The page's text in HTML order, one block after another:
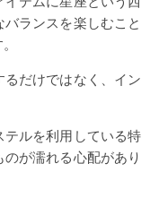
ランスを楽しむこと
だけではなく、イン
テルを利用している特
が濡れる心配があり